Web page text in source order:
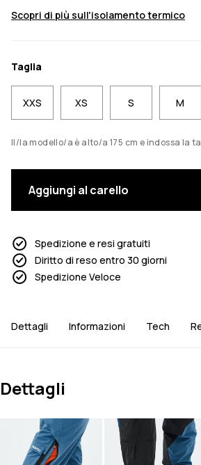
Scopri di più sull'isolamento termico
Taglia
XXS XS S M
Il/la modello/a è alto/a 175 cm e indossa la
Aggiungi al carello
Spedizione e resi gratuiti
Diritto di reso entro 30 giorni
Spedizione Veloce
Dettagli Informazioni Tech
Dettagli